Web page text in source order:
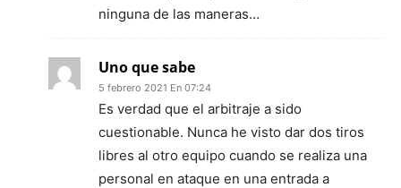
ninguna de las maneras…
Uno que sabe
5 febrero 2021 En 07:24
Es verdad que el arbitraje a sido
cuestionable. Nunca he visto dar dos tiros
libres al otro equipo cuando se realiza una
personal en ataque en una entrada a